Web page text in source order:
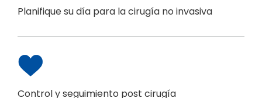
Planifique su día para la cirugía no invasiva
Control y seguimiento post cirugía